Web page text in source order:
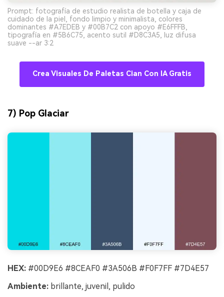
Prompt: fotografía de estudio realista de botella y caja de
cuidado de la piel, fondo limpio y minimalista, colores
dominantes #A7EDEB y #00B7C2 con apoyo #E6FFFB,
tipografía en #5B6C75, acento sutil #D8C3A5, luz difusa
suave --ar 3:2
Crea Visuales De Paletas Cian Con IA Gratis
7) Pop Glaciar
HEX: #00D9E6 #8CEAF0 #3A506B #F0F7FF #7D4E57
Ambiente: brillante, juvenil, pulido